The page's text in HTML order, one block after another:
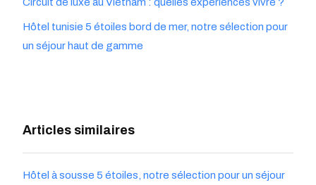
Hôtel tunisie 5 étoiles bord de mer, notre sélection pour
un séjour haut de gamme
Articles similaires
Hôtel à sousse 5 étoiles, notre sélection pour un séjour